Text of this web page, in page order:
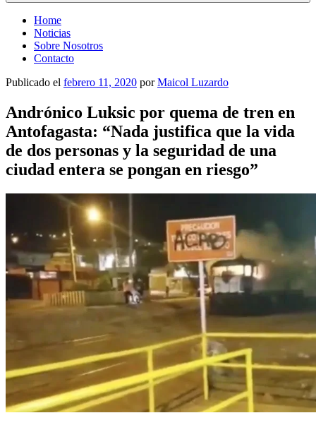
Home
Noticias
Sobre Nosotros
Contacto
Publicado el febrero 11, 2020 porMaicol Luzardo
Andrónico Luksic por quema de tren en
Antofagasta: “Nada justifica que la vida
de dos personas y la seguridad de una
ciudad entera se pongan en riesgo”